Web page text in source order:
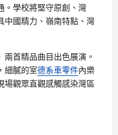
。學校將堅守原創、灣
中國精力、嶺南特點、灣
首精品曲目出色展演。
細膩的室德系車零件內樂
場觀眾直觀感觸感染灣區